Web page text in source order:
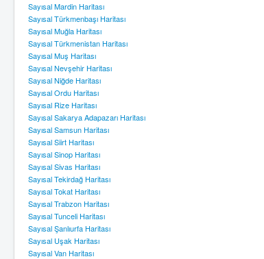
Sayısal Mardin Haritası
Sayısal Türkmenbaşı Haritası
Sayısal Muğla Haritası
Sayısal Türkmenistan Haritası
Sayısal Muş Haritası
Sayısal Nevşehir Haritası
Sayısal Niğde Haritası
Sayısal Ordu Haritası
Sayısal Rize Haritası
Sayısal Sakarya Adapazarı Haritası
Sayısal Samsun Haritası
Sayısal Siirt Haritası
Sayısal Sinop Haritası
Sayısal Sivas Haritası
Sayısal Tekirdağ Haritası
Sayısal Tokat Haritası
Sayısal Trabzon Haritası
Sayısal Tunceli Haritası
Sayısal Şanlıurfa Haritası
Sayısal Uşak Haritası
Sayısal Van Haritası